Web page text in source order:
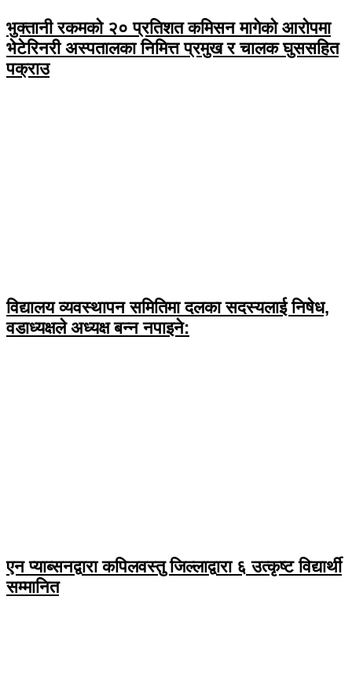
भुक्तानी रकमको २० प्रतिशत कमिसन मागेको आरोपमा
भेटेरिनरी अस्पतालका निमित्त प्रमुख र चालक घुससहित
पक्राउ
विद्यालय व्यवस्थापन समितिमा दलका सदस्यलाई निषेध,
वडाध्यक्षले अध्यक्ष बन्न नपाइने:
एन प्याब्सनद्वारा कपिलवस्तु जिल्लाद्वारा ६ उत्कृष्ट विद्यार्थी
सम्मानित